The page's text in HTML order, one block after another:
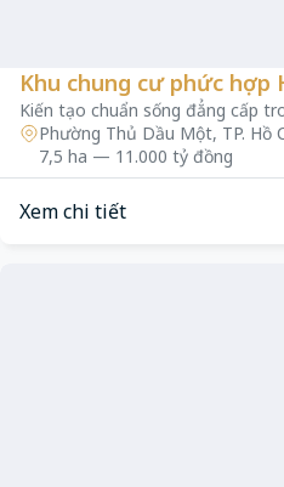
Khu chung cư phức hợp
Kiến tạo chuẩn sống đẳng cấp
Phường Thủ Dầu Một, TP. Hồ
7,5 ha — 11.000 tỷ đồng
Xem chi tiết